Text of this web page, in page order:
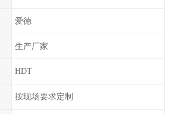
爱德
生产厂家
HDT
按现场要求定制